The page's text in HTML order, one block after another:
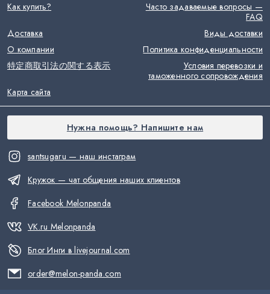
santsugaru — наш инстаграм
Кружок — чат общения наших клиентов
Facebook Melonpanda
VK.ru Melonpanda
Блог Инги в livejournal.com
order@melon-panda.com
Как купить?
Часто задаваемые вопросы —
FAQ
Доставка
Виды доставки
О компании
Политика конфиденциальности
特定商取引法の関する表示
Условия перевозки и
таможенного сопровождения
Карта сайта
Нужна помощь? Напишите нам